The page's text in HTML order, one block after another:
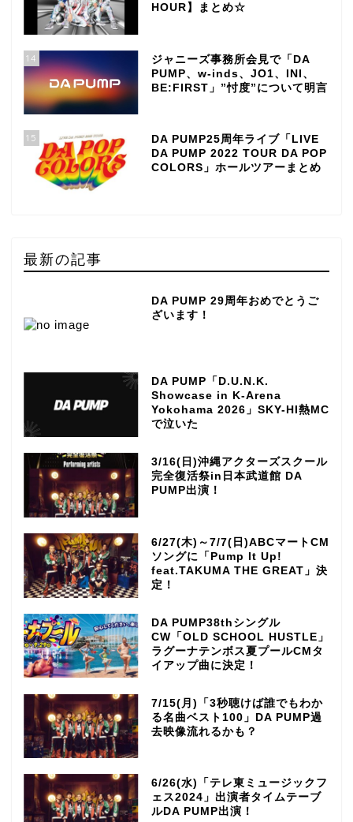
HOUR】まとめ☆
14
ジャニーズ事務所会見で「DA
PUMP、w-inds、JO1、INI、
BE:FIRST」”忖度”について明言
15
DA PUMP25周年ライブ「LIVE
DA PUMP 2022 TOUR DA POP
COLORS」ホールツアーまとめ
最新の記事
DA PUMP 29周年おめでとうご
ざいます！
DA PUMP「D.U.N.K.
Showcase in K-Arena
Yokohama 2026」SKY-HI熱MC
で泣いた
3/16(日)沖縄アクターズスクール
完全復活祭in日本武道館 DA
PUMP出演！
6/27(木)～7/7(日)ABCマートCM
ソングに「Pump It Up!
feat.TAKUMA THE GREAT」決
定！
DA PUMP38thシングル
CW「OLD SCHOOL HUSTLE」
ラグーナテンボス夏プールCMタ
イアップ曲に決定！
7/15(月)「3秒聴けば誰でもわか
る名曲ベスト100」DA PUMP過
去映像流れるかも？
6/26(水)「テレ東ミュージックフ
ェス2024」出演者タイムテーブ
ルDA PUMP出演！